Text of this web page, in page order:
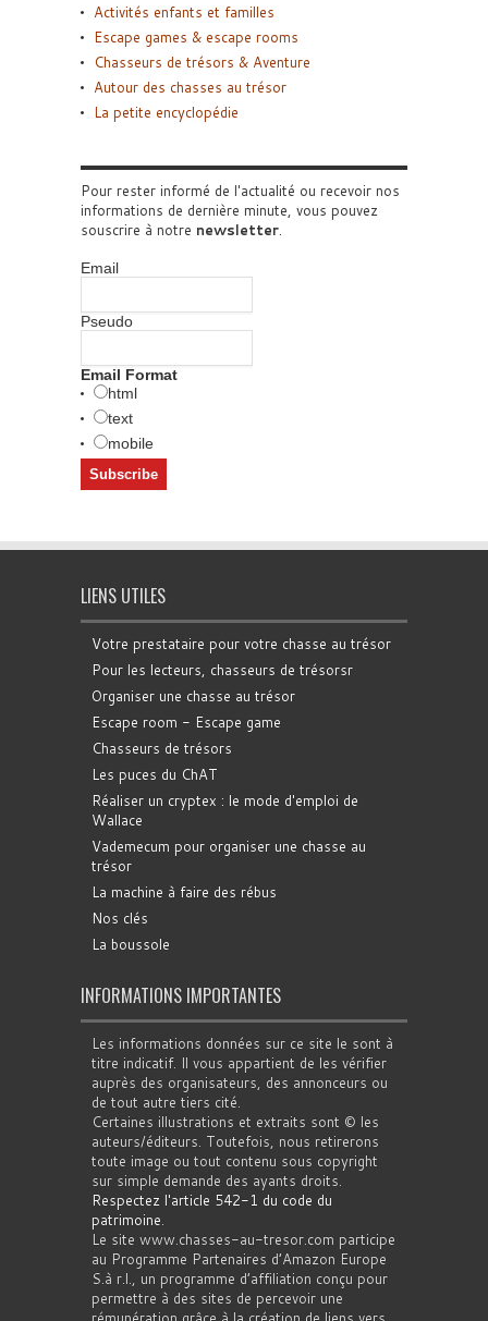
Activités enfants et familles
Escape games & escape rooms
Chasseurs de trésors & Aventure
Autour des chasses au trésor
La petite encyclopédie
Pour rester informé de l'actualité ou recevoir nos
informations de dernière minute, vous pouvez
souscrire à notre newsletter.
Email
Pseudo
Email Format
html
text
mobile
LIENS UTILES
Votre prestataire pour votre chasse au trésor
Pour les lecteurs, chasseurs de trésorsr
Organiser une chasse au trésor
Escape room - Escape game
Chasseurs de trésors
Les puces du ChAT
Réaliser un cryptex : le mode d'emploi de
Wallace
Vademecum pour organiser une chasse au
trésor
La machine à faire des rébus
Nos clés
La boussole
INFORMATIONS IMPORTANTES
Les informations données sur ce site le sont à
titre indicatif. Il vous appartient de les vérifier
auprès des organisateurs, des annonceurs ou
de tout autre tiers cité.
Certaines illustrations et extraits sont © les
auteurs/éditeurs. Toutefois, nous retirerons
toute image ou tout contenu sous copyright
sur simple demande des ayants droits.
Respectez l'article 542-1 du code du
patrimoine.
Le site www.chasses-au-tresor.com participe
au Programme Partenaires d’Amazon Europe
S.à r.l., un programme d’affiliation conçu pour
permettre à des sites de percevoir une